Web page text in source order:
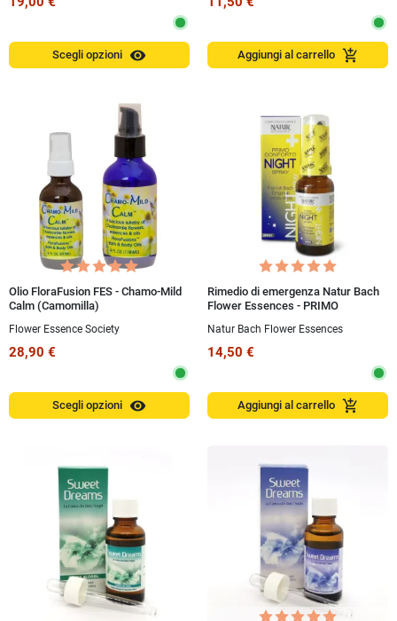
Scegli opzioni visibility Aggiungi al carrello add_shopping_cart
Olio FloraFusion FES - Chamo-Mild
Calm (Camomilla)
Flower Essence Society
28,90 €
Scegli opzioni visibility
Rimedio di emergenza Natur Bach
Flower Essences - PRIMO
Natur Bach Flower Essences
14,50 €
Aggiungi al carrello add_shopping_cart